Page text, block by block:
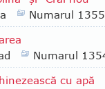
Numarul 1355
Numarul
cu apă